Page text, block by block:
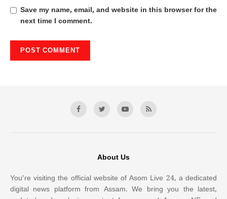
Save my name, email, and website in this browser for the
next time I comment.
About Us
You’re visiting the official website of Asom Live 24, a dedicated
digital news platform from Assam. We bring you the latest,